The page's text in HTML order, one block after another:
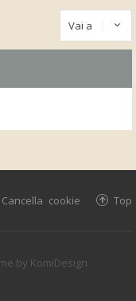
Vai a
Top
Cancella cookie
by KomiDesign